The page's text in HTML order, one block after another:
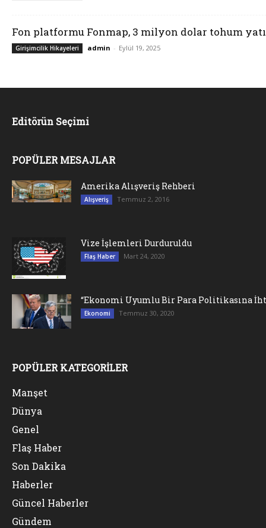
Fon platformu Fonmap, 3 milyon dolar tohum
Girişimcilik Hikayeleri admin - Eylül 19, 2025
Editörün Seçimi
POPÜLER MESAJLAR
Amerika Alışveriş Rehberi
Alışveriş Temmuz 2, 2016
Vize İşlemleri Durduruldu
Flaş Haber Mart 24, 2020
“Ekonomi Uyumlu Bir Para Politikasına
Ekonomi Temmuz 30, 2020
POPÜLER KATEGORİLER
Manşet
Dünya
Genel
Flaş Haber
Son Dakika
Haberler
Güncel Haberler
Gündem